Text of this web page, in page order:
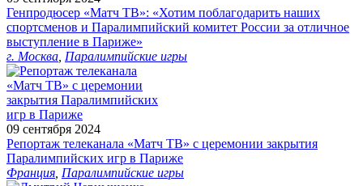
Генпродюсер «Матч ТВ»: «Хотим поблагодарить наших
спортсменов и Паралимпийский комитет России за отличное
выступление в Париже»
г. Москва Паралимпийские игры
09 сентября 2024
Репортаж телеканала «Матч ТВ» с церемонии закрытия
Паралимпийских игр в Париже
Франция Паралимпийские игры